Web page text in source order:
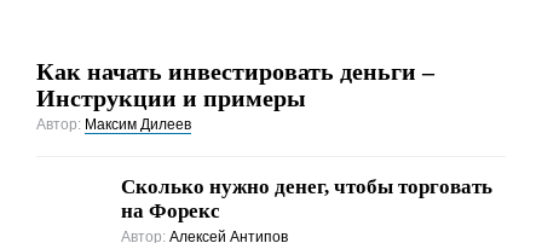
Как начать инвестировать деньги –
Инструкции и примеры
Автор: Максим Дилеев
Сколько нужно денег, чтобы торговать
на Форекс
Автор:Алексей Антипов